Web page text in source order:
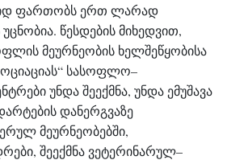
ფართობს ერთ ლარად
უცნობია. წესდების მიხედვით,
მეურნეობის ხელშეწყობისა
სასოფლო–
უნდა შეექმნა, უნდა ემუშავა
დანერგვაზე
მეურნეობებში,
შეექმნა ვეტერინარულ–